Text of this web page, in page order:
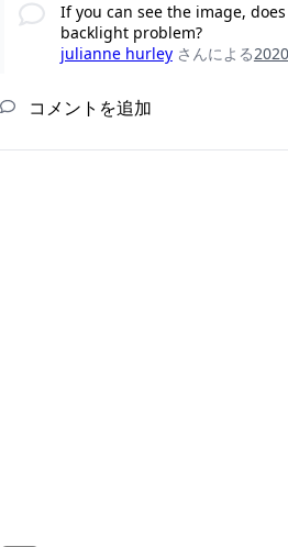
If you can see the image,
backlight problem?
julianne hurley さんによる
コメントを追加